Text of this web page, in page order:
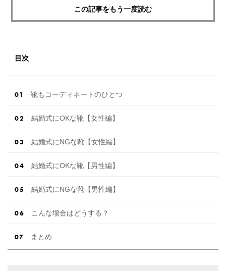
この記事をもう一度読む
目次
靴もコーディネートのひとつ
結婚式にOKな靴【女性編】
結婚式にNGな靴【女性編】
結婚式にOKな靴【男性編】
結婚式にNGな靴【男性編】
こんな場合はどうする？
まとめ